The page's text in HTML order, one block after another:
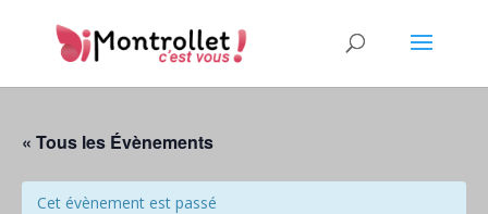
« Tous les Évènements
Cet évènement est passé